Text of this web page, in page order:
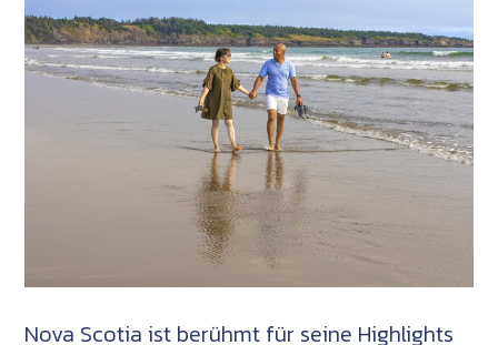
National
Park
zu
besuchen
Nova Scotia ist berühmt für seine Highlights